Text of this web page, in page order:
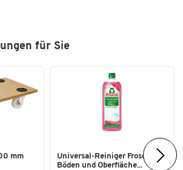
für Sie
mm
Universal-Reiniger Frosch, f.
Böden und Oberfläche...